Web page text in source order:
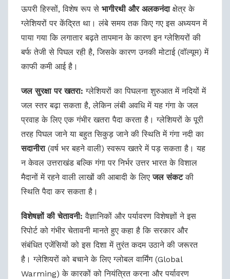
ऊपरी हिस्सों, विशेष रूप से भागीरथी और अलकनंदाक्षेत्र के
ग्लेशियरों पर केंद्रित था। लंबे समय तक किए गए इस अध्ययन में
पाया गया कि लगातार बढ़ते तापमान के कारण इन ग्लेशियरों की
बर्फ तेजी से पिघल रही है, जिसके कारण उनकी मोटाई (वॉल्यूम) में
काफी कमी आई है।
जल सुरक्षा पर खतरा: ग्लेशियरों का पिघलना शुरुआत में नदियों में
जल स्तर बढ़ा सकता है, लेकिन लंबी अवधि में यह गंगा के जल
प्रवाह के लिए एक गंभीर खतरा पैदा करता है। ग्लेशियरों के पूरी
तरह पिघल जाने या बहुत सिकुड़ जाने की स्थिति में गंगा नदी का
सदानीरा(वर्ष भर बहने वाली) स्वरूप खतरे में पड़ सकता है। यह
न केवल उत्तराखंड बल्कि गंगा पर निर्भर उत्तर भारत के विशाल
मैदानों में रहने वाली लाखों की आबादी के लिएजल संकटकी
स्थिति पैदा कर सकता है।
विशेषज्ञों की चेतावनी: वैज्ञानिकों और पर्यावरण विशेषज्ञों ने इस
रिपोर्ट को गंभीर चेतावनी मानते हुए कहा है कि सरकार और
संबंधित एजेंसियों को इस दिशा में तुरंत कदम उठाने की जरूरत
है। ग्लेशियरों को बचाने के लिए ग्लोबल वार्मिंग (Global
Warming) के कारकों को नियंत्रित करना और पर्यावरण